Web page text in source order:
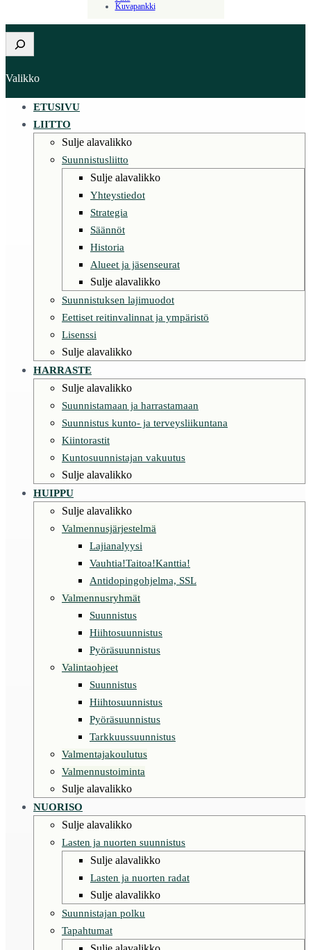
Kuvapankki
Etsi
Valikko
ETUSIVU
LIITTO
Sulje alavalikko
Suunnistusliitto
Sulje alavalikko
Yhteystiedot
Strategia
Säännöt
Historia
Alueet ja jäsenseurat
Sulje alavalikko
Suunnistuksen lajimuodot
Eettiset reitinvalinnat ja ympäristö
Lisenssi
Sulje alavalikko
HARRASTE
Sulje alavalikko
Suunnistamaan ja harrastamaan
Suunnistus kunto- ja terveysliikuntana
Kiintorastit
Kuntosuunnistajan vakuutus
Sulje alavalikko
HUIPPU
Sulje alavalikko
Valmennusjärjestelmä
Lajianalyysi
Vauhtia!Taitoa!Kanttia!
Antidopingohjelma, SSL
Valmennusryhmät
Suunnistus
Hiihtosuunnistus
Pyöräsuunnistus
Valintaohjeet
Suunnistus
Hiihtosuunnistus
Pyöräsuunnistus
Tarkkuussuunnistus
Valmentajakoulutus
Valmennustoiminta
Sulje alavalikko
NUORISO
Sulje alavalikko
Lasten ja nuorten suunnistus
Sulje alavalikko
Lasten ja nuorten radat
Sulje alavalikko
Suunnistajan polku
Tapahtumat